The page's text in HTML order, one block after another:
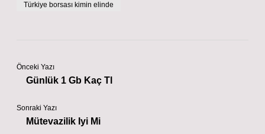
Türkiye borsası kimin elinde
Önceki Yazı
Günlük 1 Gb Kaç Tl
Sonraki Yazı
Mütevazilik Iyi Mi